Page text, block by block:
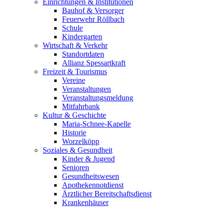
Einrichtungen & Institutionen
Bauhof & Versorger
Feuerwehr Röllbach
Schule
Kindergarten
Wirtschaft & Verkehr
Standortdaten
Allianz Spessartkraft
Freizeit & Tourismus
Vereine
Veranstaltungen
Veranstaltungsmeldung
Mitfahrbank
Kultur & Geschichte
Maria-Schnee-Kapelle
Historie
Worzelköpp
Soziales & Gesundheit
Kinder & Jugend
Senioren
Gesundheitswesen
Apothekennotdienst
Ärztlicher Bereitschaftsdienst
Krankenhäuser